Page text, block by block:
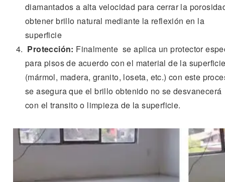
diamantados a alta velocidad para cerrar la
obtener brillo natural mediante la reflexión en la
superficie
Protección: Finalmente se aplica un protector
para pisos de acuerdo con el material de la
(mármol, madera, granito, loseta, etc.) con este
se asegura que el brillo obtenido no se desvanecerá
con el transito o limpieza de la superficie.